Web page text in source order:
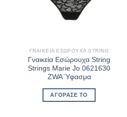
ΓΝΑΙΚΕΊΑ ΕΣΏΡΟΥΧΑ STRING
Γναικεία Εσώρουχα String
Strings Marie Jo 0621630
ZWA Ύφασμα
ΑΓΌΡΑΣΈ ΤΟ